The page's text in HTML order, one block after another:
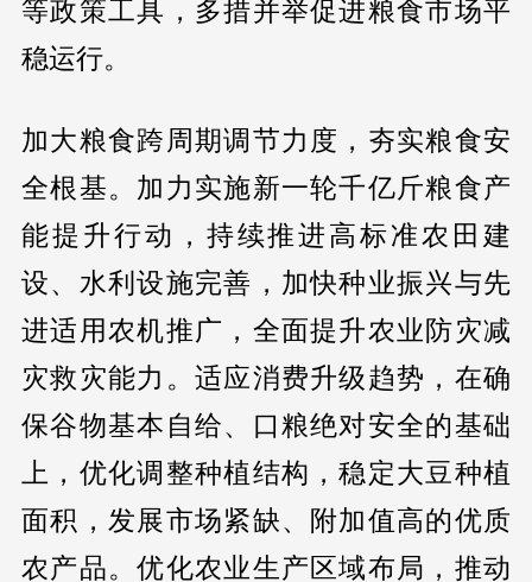
等政策工具，多措并举促进粮食市场平
稳运行。
加大粮食跨周期调节力度，夯实粮食安
全根基。加力实施新一轮千亿斤粮食产
能提升行动，持续推进高标准农田建
设、水利设施完善，加快种业振兴与先
进适用农机推广，全面提升农业防灾减
灾救灾能力。适应消费升级趋势，在确
保谷物基本自给、口粮绝对安全的基础
上，优化调整种植结构，稳定大豆种植
面积，发展市场紧缺、附加值高的优质
农产品。优化农业生产区域布局，推动